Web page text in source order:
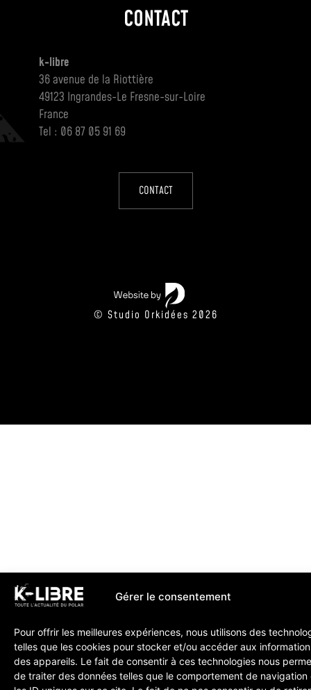
Gérer le consentement
Pour offrir les meilleures expériences, nous utilisons des
telles que les cookies pour stocker et/ou accéder aux
des appareils. Le fait de consentir à ces technologies nous
de traiter des données telles que le comportement de navigation
CONTACT
k-libre
36 avenue de la Riottière
49123 Ingrandes-Le Fresne-sur-Loire
France
Tel : 06 87 05 91 69
CONTACT
© Studio Orkidées 2026